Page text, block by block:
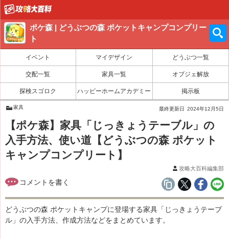
ポケ森 | どうぶつの森 ポケットキャンプコンプリー
ト
イベント マイデザイン どうぶつ一覧
交配一覧 家具一覧 オブジェ解放
探検スゴロク ハッピーホームアカデミー 掲示板
家具 最終更新日 2024年12月5日
【ポケ森】家具「じっきょうテーブル」の
入手方法、使い道【どうぶつの森 ポケット
キャンプコンプリート】
攻略大百科編集部
どうぶつの森 ポケットキャンプに登場する家具「じっきょうテーブ
ル」の入手方法、作成方法などをまとめています。